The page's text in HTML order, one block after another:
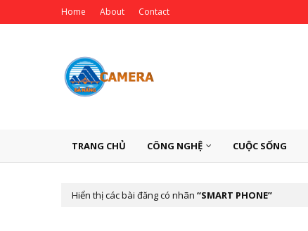
Home About Contact
TRANG CHỦ CÔNG NGHỆ CUỘC SỐNG
Hiển thị các bài đăng có nhãn SMART PHONE